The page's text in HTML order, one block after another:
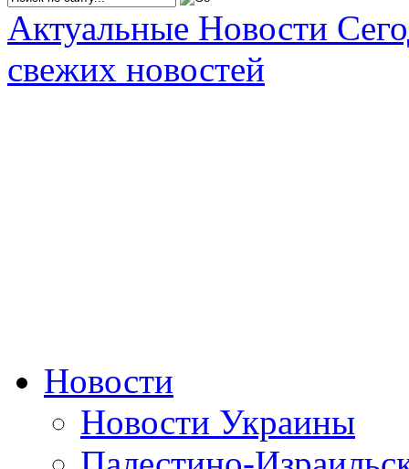
Актуальные Новости
свежих новостей
Новости
Новости Украины